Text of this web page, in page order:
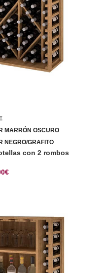
MARRÓN OSCURO
NEGRO/GRAFITO
con 2 rombos
€